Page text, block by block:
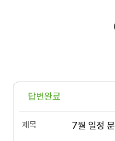
답변완료
7월 일정